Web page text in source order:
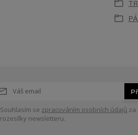
Souhlasím se zpracováním osobních údajů za
rozesílky newsletteru.